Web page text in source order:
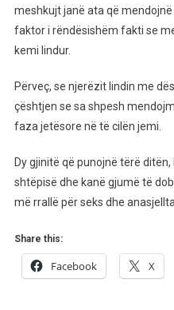
meshkujt janë ata që
faktor i rëndësishëm fakti se
kemi lindur.
Përveç, se njerëzit lindin me
çështjen se sa shpesh
faza jetësore në të cilën jemi.
Dy gjinitë që punojnë tërë
shtëpisë dhe kanë gjumë të
më rrallë për seks dhe
Share this:
Facebook X